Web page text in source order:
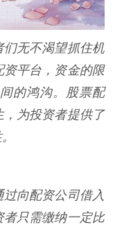
无不渴望抓住机
平台，资金的限
的鸿沟。股票配
，为投资者提供了
向配资公司借入
者只需缴纳一定比